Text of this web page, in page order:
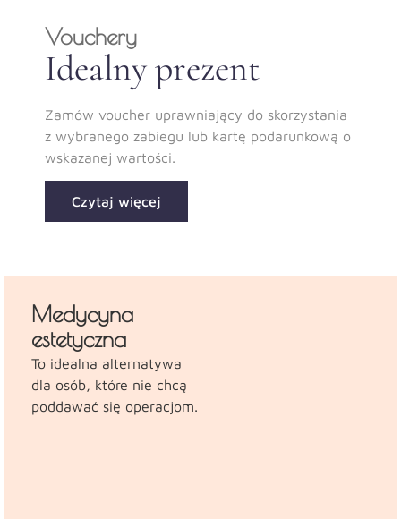
Vouchery
Idealny prezent
Zamów voucher uprawniający do skorzystania
z wybranego zabiegu lub kartę podarunkową o
wskazanej wartości.
Czytaj więcej
Medycyna
estetyczna
To idealna alternatywa
dla osób, które nie chcą
poddawać się operacjom.